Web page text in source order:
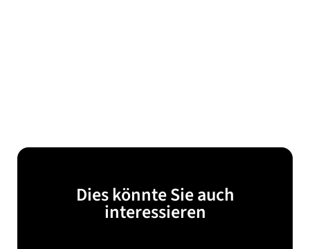
Dies könnte Sie auch
interessieren